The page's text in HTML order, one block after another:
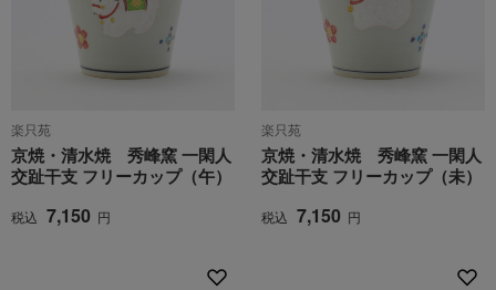
楽只苑
京焼・清水焼 秀峰窯 一閑人
交趾干支 フリーカップ（午）
税込 7,150 円
楽只苑
京焼・清水焼 秀峰窯 一閑人
交趾干支 フリーカップ（未）
税込 7,150 円